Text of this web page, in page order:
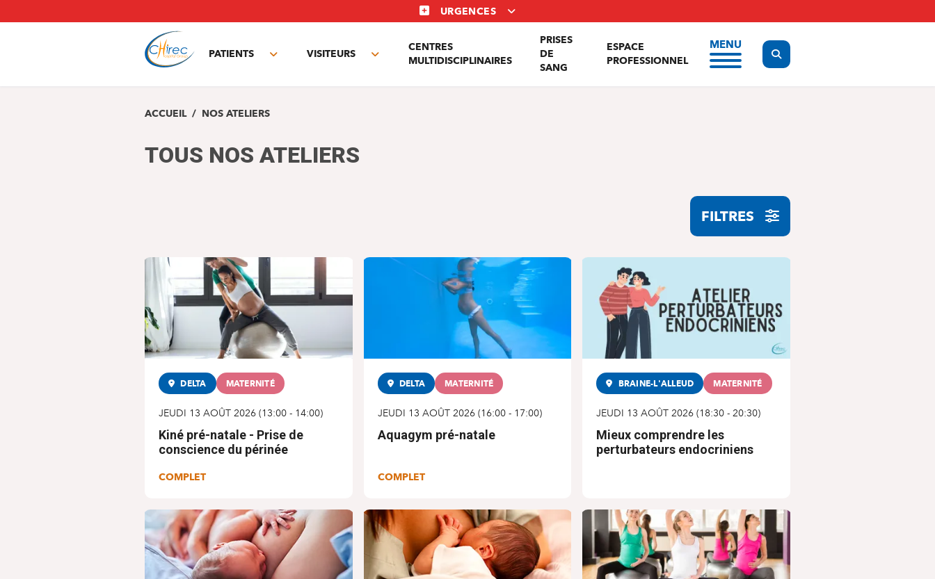
au
URGENCES
PATIENTS
Toggle
VISITEURS
Toggle
CENTRES
MULTIDISCIPLINAIRES
PRISES
DE
SANG
ESPACE
PROFESSIONNEL
MENU
Display the search form
ACCUEIL NOS ATELIERS
TOUS NOS ATELIERS
FILTRES
DELTA MATERNITÉ
JEUDI 13 AOÛT 2026 (13:00 - 14:00)
Kiné pré-natale - Prise de
conscience du périnée
COMPLET
DELTA MATERNITÉ
JEUDI 13 AOÛT 2026(16:00- 17:00)
Aquagym pré-natale
COMPLET
BRAINE-L'ALLEUD MATERNITÉ
JEUDI 13 AOÛT 2026 (18:30 -20:30)
Mieux comprendre les
perturbateurs endocriniens